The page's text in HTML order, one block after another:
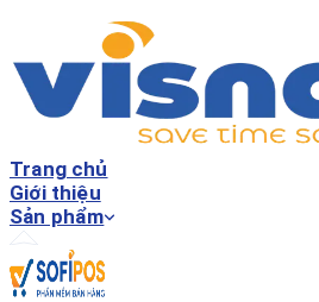
Trang chủ
Giới thiệu
Sản phẩm